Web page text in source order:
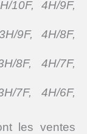
10F, 4H/9F,
9F, 4H/8F,
8F, 4H/7F,
7F, 4H/6F,
les ventes